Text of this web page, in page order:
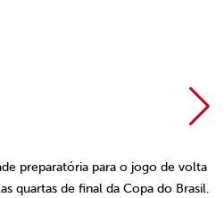
preparatória para o jogo de volta
quartas de final da Copa do Brasil.